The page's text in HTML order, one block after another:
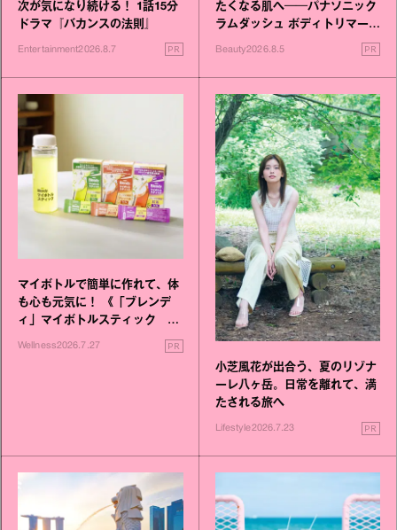
次が気になり続ける！ 1話15分
ドラマ『バカンスの法則』
Entertainment2026.8.7 PR
たくなる肌へ──パナソニック
ラムダッシュ ボディトリマーが
Beauty2026.8.5 PR
マイボトルで簡単に作れて、体
も心も元気に！ 《「ブレンデ
ィ」マイボトルスティック い
いこと毎日》シリーズが誕生
Wellness2026.7.27 PR
小芝風花が出合う、夏のリゾナ
ーレ八ヶ岳。日常を離れて、満
たされる旅へ
Lifestyle2026.7.23 PR